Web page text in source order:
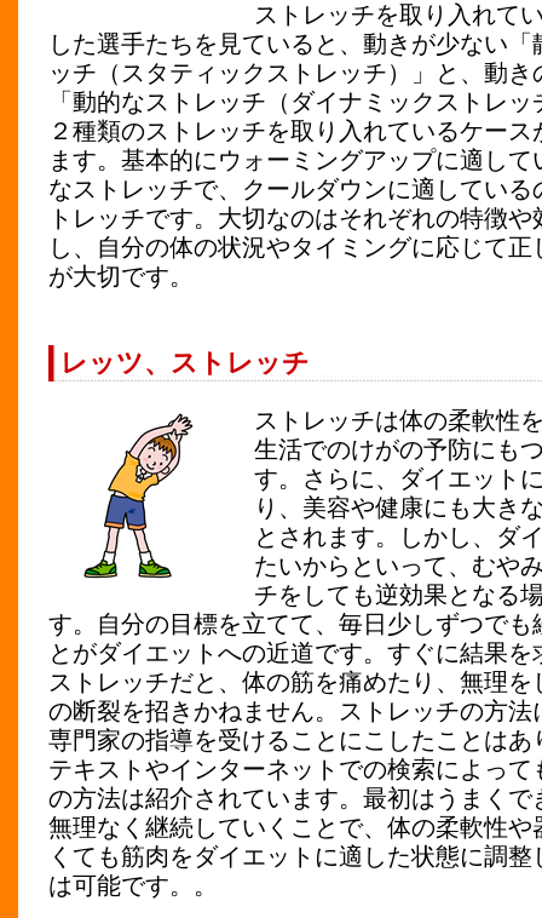
ストレッチを取り入れて
した選手たちを見ていると、動きが少ない「
ッチ（スタティックストレッチ）」と、動き
「動的なストレッチ（ダイナミックストレ
２種類のストレッチを取り入れているケース
ます。基本的にウォーミングアップに適して
なストレッチで、クールダウンに適している
トレッチです。大切なのはそれぞれの特徴や
し、自分の体の状況やタイミングに応じて正
が大切です。
レッツ、ストレッチ
ストレッチは体の柔軟性
生活でのけがの予防にも
す。さらに、ダイエット
り、美容や健康にも大き
とされます。しかし、ダ
たいからといって、むや
チをしても逆効果となる
す。自分の目標を立てて、毎日少しずつでも
とがダイエットへの近道です。すぐに結果を
ストレッチだと、体の筋を痛めたり、無理を
の断裂を招きかねません。ストレッチの方法
専門家の指導を受けることにこしたことはあ
テキストやインターネットでの検索によって
の方法は紹介されています。最初はうまくで
無理なく継続していくことで、体の柔軟性や
くても筋肉をダイエットに適した状態に調整
は可能です。。